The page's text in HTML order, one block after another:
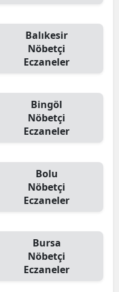
Balıkesir
Nöbetçi
Eczaneler
Bingöl
Nöbetçi
Eczaneler
Bolu
Nöbetçi
Eczaneler
Bursa
Nöbetçi
Eczaneler